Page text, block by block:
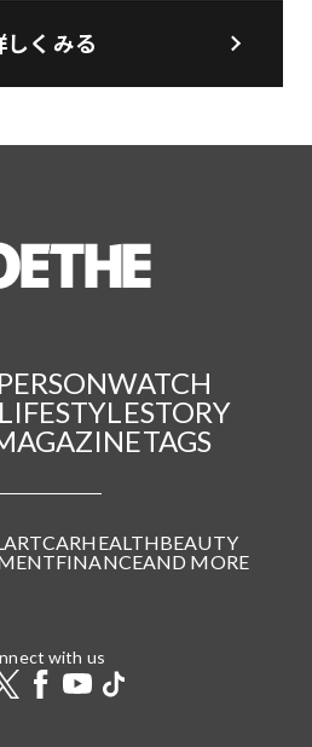
しくみる
PERSONWATCH
LIFESTYLESTORY
TAGS
ARTCARHEALTHBEAUTY
FINANCEAND MORE
with us